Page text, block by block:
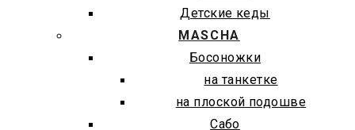
Детские кеды
MASCHA
Босоножки
на танкетке
на плоской подошве
Сабо